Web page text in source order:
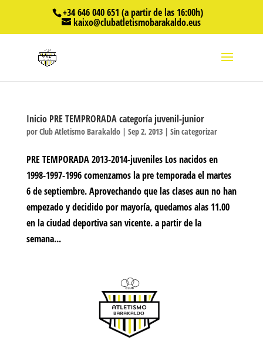
+34 646 040 651 (a partir de las 16:00h)
kaixo@clubatletismobarakaldo.eus
Inicio PRE TEMPRORADA categoría juvenil-junior
porClub Atletismo Barakaldo| Sep 2, 2013| Sin categorizar
PRE TEMPORADA 2013-2014-juveniles Los nacidos en
1998-1997-1996 comenzamos la pre temporada el martes
6 de septiembre. Aprovechando que las clases aun no han
empezado y decidido por mayoría, quedamos alas 11.00
en la ciudad deportiva san vicente. a partir de la
semana...